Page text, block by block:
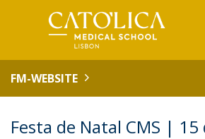
FM-WEBSITE
Festa de Natal CMS |